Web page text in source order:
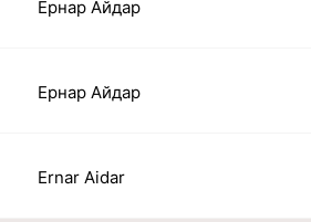
Ернар Айдар
Ернар Айдар
Ernar Aidar